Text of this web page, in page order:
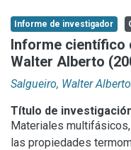
Aportar material
Statistics
Informe de investigador
Informe científico
Walter Alberto
Salgueiro, Walter Alberto
Título de
Materiales
las propiedades